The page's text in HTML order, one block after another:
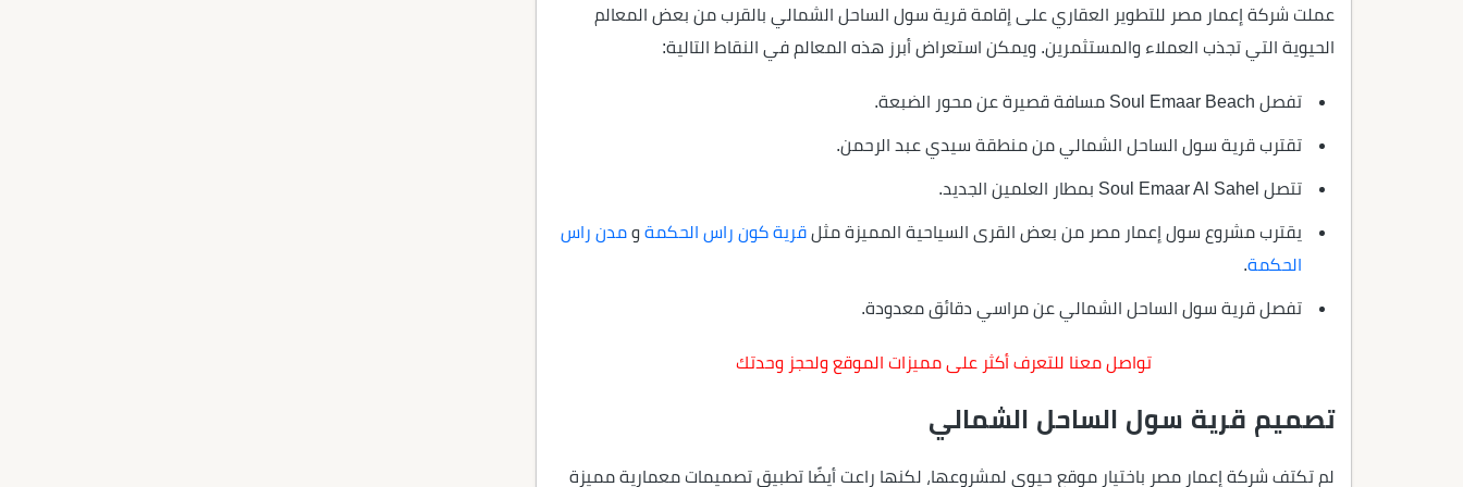
عملت شركة إعمار مصر للتطوير العقاري على إقامة قرية سول الساحل الشمالي بالقرب من بعض المعالم
الحيوية التي تجذب العملاء والمستثمرين. ويمكن استعراض أبرز هذه المعالم في النقاط التالية:
تفصل Soul Emaar Beach مسافة قصيرة عن محور الضبعة.
تقترب قرية سول الساحل الشمالي من منطقة سيدي عبد الرحمن.
تتصل Soul Emaar Al Sahel بمطار العلمين الجديد.
يقترب مشروع سول إعمار مصر من بعض القرى السياحية المميزة مثل قرية كون راس الحكمة و مدن راس
الحكمة.
تفصل قرية سول الساحل الشمالي عن مراسي دقائق معدودة.
تواصل معنا للتعرف أكثر على مميزات الموقع ولحجز وحدتك
تصميم قرية سول الساحل الشمالي
لم تكتف شركة إعمار مصر باختيار موقع حيوي لمشروعها، لكنها راعت أيضًا تطبيق تصميمات معمارية مميزة